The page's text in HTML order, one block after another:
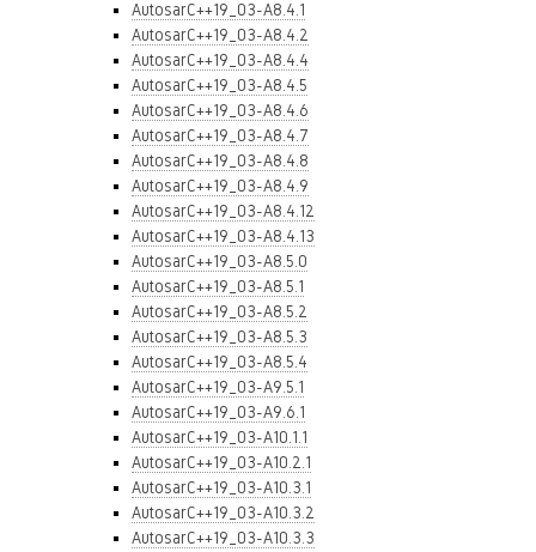
AutosarC++19_03-A8.4.1
AutosarC++19_03-A8.4.2
AutosarC++19_03-A8.4.4
AutosarC++19_03-A8.4.5
AutosarC++19_03-A8.4.6
AutosarC++19_03-A8.4.7
AutosarC++19_03-A8.4.8
AutosarC++19_03-A8.4.9
AutosarC++19_03-A8.4.12
AutosarC++19_03-A8.4.13
AutosarC++19_03-A8.5.0
AutosarC++19_03-A8.5.1
AutosarC++19_03-A8.5.2
AutosarC++19_03-A8.5.3
AutosarC++19_03-A8.5.4
AutosarC++19_03-A9.5.1
AutosarC++19_03-A9.6.1
AutosarC++19_03-A10.1.1
AutosarC++19_03-A10.2.1
AutosarC++19_03-A10.3.1
AutosarC++19_03-A10.3.2
AutosarC++19_03-A10.3.3